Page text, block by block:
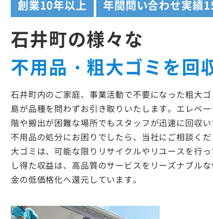
創業10年以上 年間問い合わせ実績
石井町の様々な
不用品・粗大ゴミを回
石井町内のご家庭、事業活動で不要になった粗大
島が品種を問わずお引き取りいたします。エレベ
階や搬出が困難な場所でもスタッフが迅速に回収
不用品の処分にお困りでしたら、当社にご相談く
大ゴミは、可能な限りリサイクルやリユースを行
し得た収益は、高品質のサービスをリーズナブル
金の低価格化へ還元しています。